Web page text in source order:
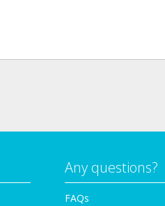
Any questions?
FAQs